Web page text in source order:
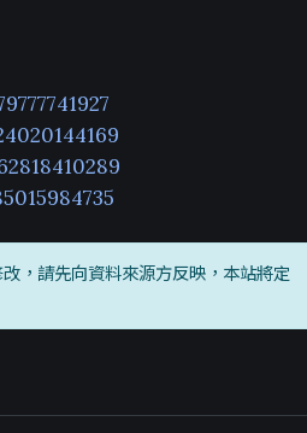
，請先向資料來源方反映，本站將定